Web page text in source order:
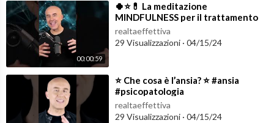
00:00:59
⁣🍀⭐️💊 La meditazione
MINDFULNESS per il trattamento
dei Disturbi d’Ansia 💫🪐
#mindfulness #ansia
realtaeffettiva
29 Visualizzazioni · 04/15/24
⁣⭐️ Che cosa è l’ansia? ⭐️ #ansia
#psicopatologia
realtaeffettiva
29 Visualizzazioni · 04/15/24